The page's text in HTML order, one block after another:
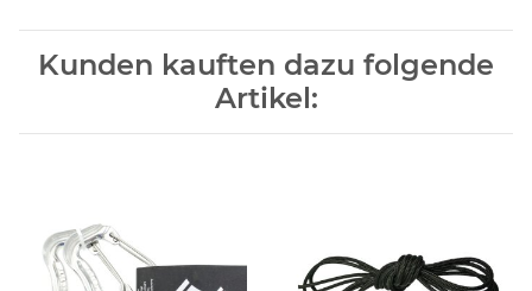
Kunden kauften dazu folgende
Artikel: